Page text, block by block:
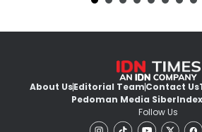
About UsEditorial TeamContact Us
Pedoman Media Siber
Follow Us